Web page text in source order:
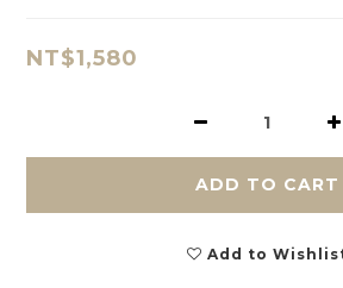
NT$1,580
ADD TO CART
Add to